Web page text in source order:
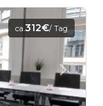
ca.312€/ Tag